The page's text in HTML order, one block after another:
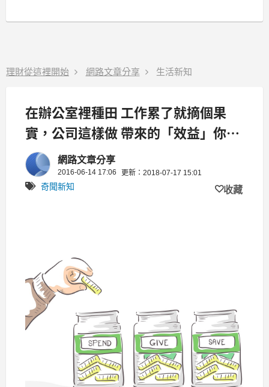
理財從這裡開始 網路文章分享 生活新知
在辦公室裡種田 工作累了就摘個果
實，公司這樣做 帶來的「效益」你無
法想像！網路文章分享
2016-06-14 17:06 更新：2018-07-17 15:01
奇聞新知 收藏